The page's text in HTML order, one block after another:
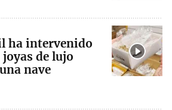
ha intervenido
joyas de lujo
nave